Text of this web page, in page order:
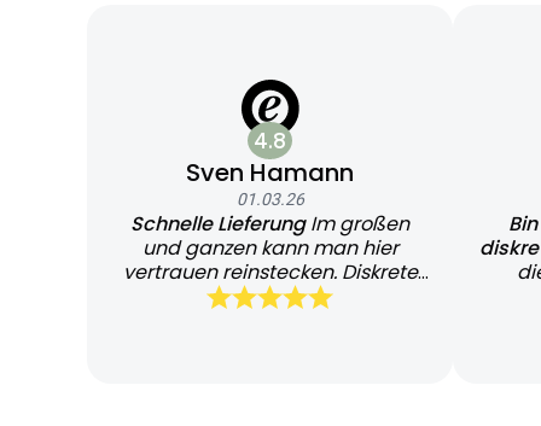
4.8
Sven Hamann
01.03.26
Schnelle LieferungIm großen
und ganzen kann man hier
vertrauen reinstecken. Diskrete
und schnelle Lieferung